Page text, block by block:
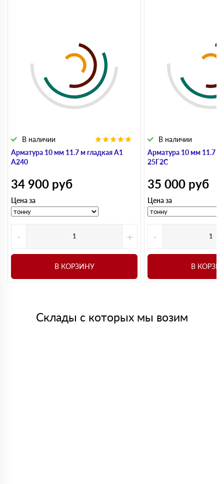
Арматура 10 мм 11.7 м гладкая А1
А240
В наличии
34 900 руб
Цена за
- +
В КОРЗИНУ
Арматура 10 мм 11.7 м
25Г2С
В наличии
35 000 руб
Цена за
-
В
Склады с которых мы возим